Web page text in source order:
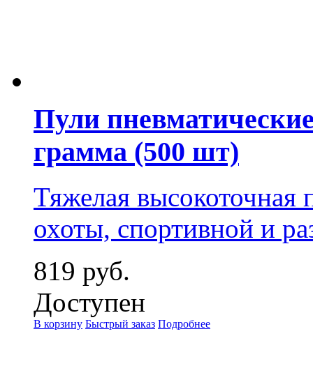
Пули
грамма (500 шт)
Тяжелая высокоточная
охоты, спортивной и
819 руб.
Доступен
В корзину Быстрый заказ Подробнее